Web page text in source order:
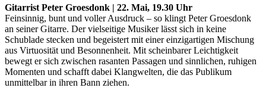
Gitarrist Peter Groesdonk | 22. Mai, 19.30 Uhr
Feinsinnig, bunt und voller Ausdruck – so klingt Peter Groesdonk
an seiner Gitarre. Der vielseitige Musiker lässt sich in keine
Schublade stecken und begeistert mit einer einzigartigen Mischung
aus Virtuosität und Besonnenheit. Mit scheinbarer Leichtigkeit
bewegt er sich zwischen rasanten Passagen und sinnlichen, ruhigen
Momenten und schafft dabei Klangwelten, die das Publikum
unmittelbar in ihren Bann ziehen.